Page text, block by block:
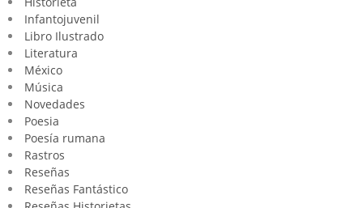
Infantojuvenil
Libro Ilustrado
Literatura
México
Música
Novedades
Poesia
Poesía rumana
Rastros
Reseñas
Reseñas Fantástico